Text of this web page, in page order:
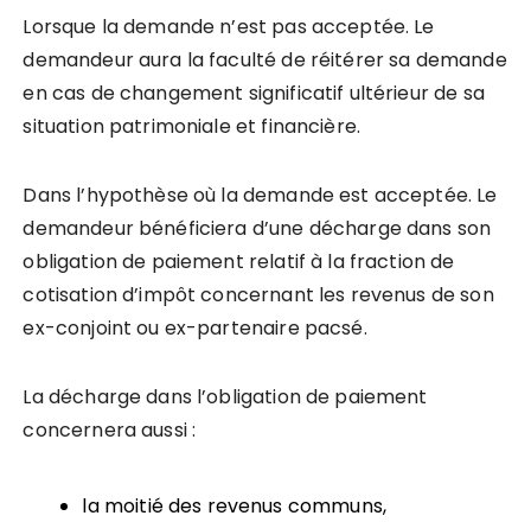
Lorsque la demande n’est pas acceptée. Le
demandeur aura la faculté de réitérer sa demande
en cas de changement significatif ultérieur de sa
situation patrimoniale et financière.
Dans l’hypothèse où la demande est acceptée. Le
demandeur bénéficiera d’une décharge dans son
obligation de paiement relatif à la fraction de
cotisation d’impôt concernant les revenus de son
ex-conjoint ou ex-partenaire pacsé.
La décharge dans l’obligation de paiement
concernera aussi :
la moitié des revenus communs,